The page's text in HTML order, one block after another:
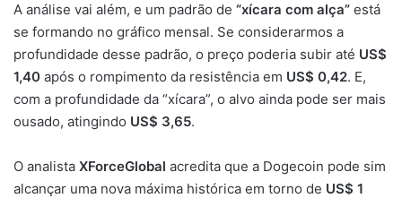
A análise vai além, e um padrão de “xícara com alça” está
se formando no gráfico mensal. Se considerarmos a
profundidade desse padrão, o preço poderia subir até US$
1,40 após o rompimento da resistência em US$ 0,42. E,
com a profundidade da “xícara”, o alvo ainda pode ser mais
ousado, atingindo US$ 3,65.
O analista XForceGlobal acredita que a Dogecoin pode sim
alcançar uma nova máxima histórica em torno de US$ 1